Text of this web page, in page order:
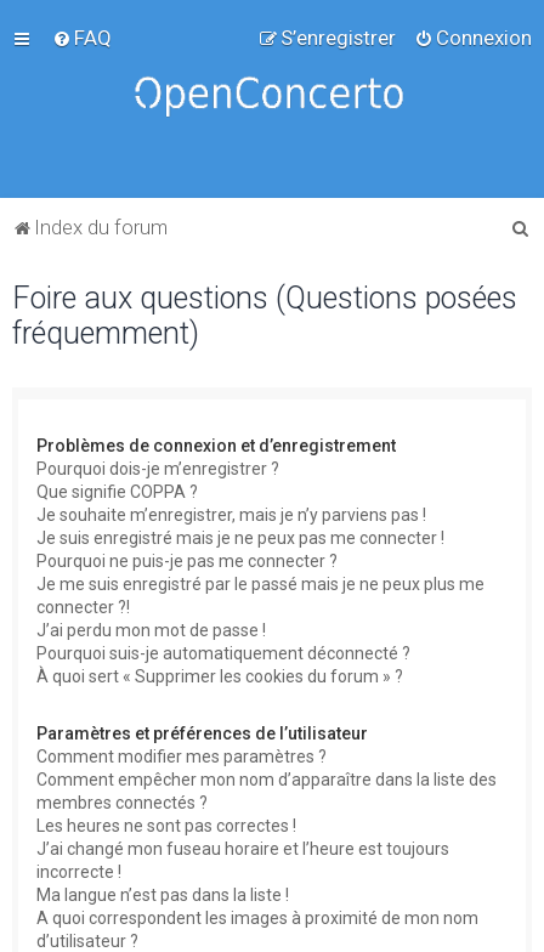
FAQ Connexion
S’enregistrer
Index du forum
Foire aux questions (Questions posées
fréquemment)
Problèmes de connexion et d’enregistrement
Pourquoi dois-je m’enregistrer ?
Que signifie COPPA ?
Je souhaite m’enregistrer, mais je n’y parviens pas !
Je suis enregistré mais je ne peux pas me connecter !
Pourquoi ne puis-je pas me connecter ?
Je me suis enregistré par le passé mais je ne peux plus me
connecter ?!
J’ai perdu mon mot de passe !
Pourquoi suis-je automatiquement déconnecté ?
À quoi sert « Supprimer les cookies du forum » ?
Paramètres et préférences de l’utilisateur
Comment modifier mes paramètres ?
Comment empêcher mon nom d’apparaître dans la liste des
membres connectés ?
Les heures ne sont pas correctes !
J’ai changé mon fuseau horaire et l’heure est toujours
incorrecte !
Ma langue n’est pas dans la liste !
A quoi correspondent les images à proximité de mon nom
d’utilisateur ?